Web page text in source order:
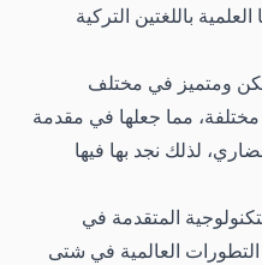
باللغتين التركية
ومتميز في مختلف
مما جعلها في مقدمة
لذلك نجد بها فيها
المتقدمة في
العالمية في شتى